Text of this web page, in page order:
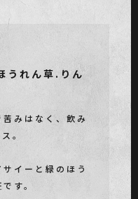
うれん草.りん
みはなく、飲み
。
イーと緑のほう
す。